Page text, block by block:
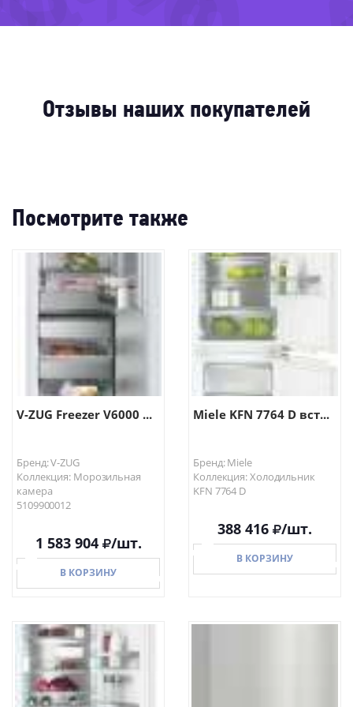
-39%
-20%
Отзывы наших покупателей
Посмотрите также
V-ZUG Freezer V6000 ...
Бренд: V-ZUG
Коллекция: Морозильная
камера
5109900012
1 583 904 /шт.
В КОРЗИНУ
В КОРЗИНУ
Miele KFN 7764 D вст...
Бренд: Miele
Коллекция: Холодильник
KFN 7764 D
388 416 /шт.
В КОРЗИНУ